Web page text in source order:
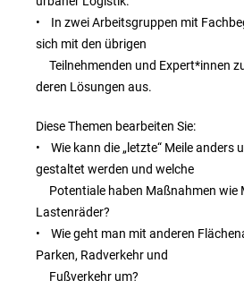
• In zwei Arbeitsgruppen mit
sich mit den übrigen
Teilnehmenden und Expert*innen
deren Lösungen aus.
Diese Themen bearbeiten Sie:
• Wie kann die „letzte“ Meile anders
gestaltet werden und welche
Potentiale haben Maßnahmen wie
Lastenräder?
• Wie geht man mit anderen
Parken, Radverkehr und
Fußverkehr um?